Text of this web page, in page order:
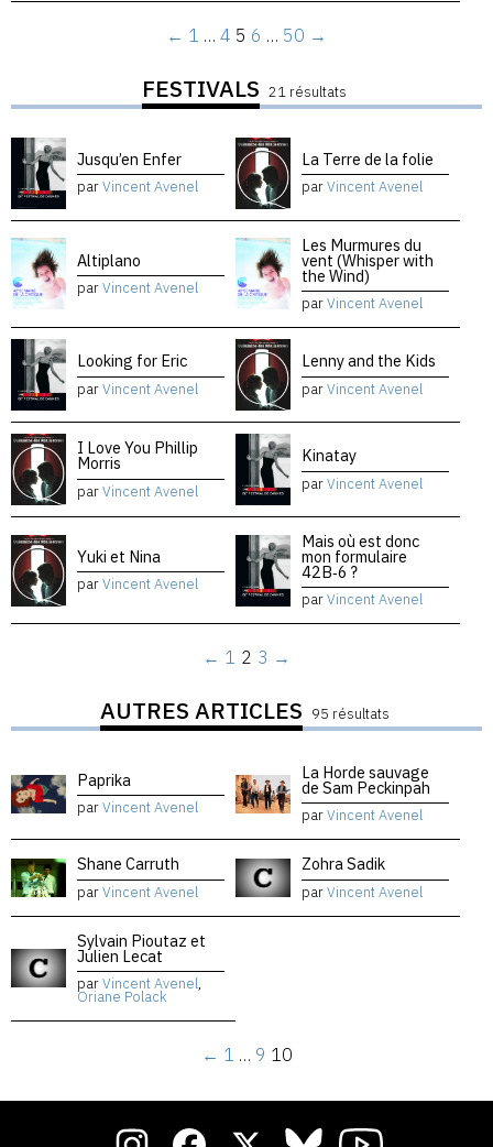
← 1 … 4 5 6 … 50 →
FESTIVALS 21 résultats
Jusqu’en Enfer
parVincent Avenel
La Terre de la folie
parVincent Avenel
Altiplano
parVincent Avenel
Les Murmures du
vent (Whisper with
the Wind)
parVincent Avenel
Looking for Eric
parVincent Avenel
Lenny and the Kids
parVincent Avenel
I Love You Phillip
Morris
parVincent Avenel
Kinatay
parVincent Avenel
Yuki et Nina
parVincent Avenel
Mais où est donc
mon formulaire
42B‑6 ?
parVincent Avenel
← 1 2 3 →
AUTRES ARTICLES 95 résultats
Paprika
parVincent Avenel
La Horde sauvage
de Sam Peckinpah
parVincent Avenel
Shane Carruth
parVincent Avenel
Zohra Sadik
parVincent Avenel
Sylvain Pioutaz et
Julien Lecat
parVincent Avenel,
Oriane Polack
← 1 … 9 10